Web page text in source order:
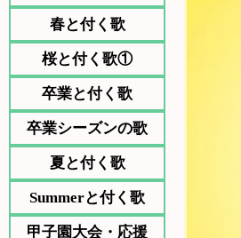
春と付く歌
桜と付く歌①
卒業と付く歌
卒業シーズンの歌
夏と付く歌
Summerと付く歌
甲子園大会・応援